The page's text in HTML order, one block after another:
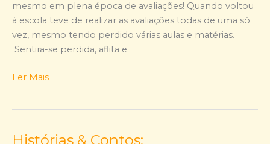
mesmo em plena época de avaliações! Quando voltou
à escola teve de realizar as avaliações todas de uma só
vez, mesmo tendo perdido várias aulas e matérias.
Sentira-se perdida, aflita e
Ler Mais
Histórias & Contos:
Histórias